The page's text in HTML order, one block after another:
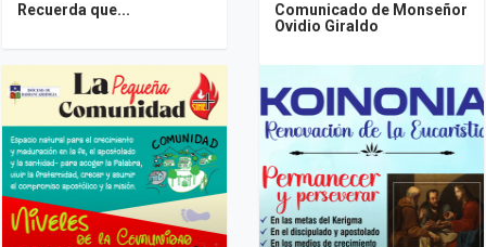
Recuerda que...
Comunicado de Monseñor
Ovidio Giraldo